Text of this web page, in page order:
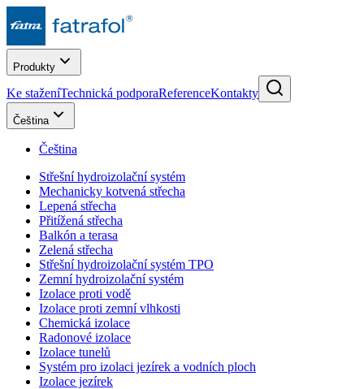
Produkty
Ke staženíTechnická podporaReferenceKontakty
Čeština
Čeština
Střešní hydroizolační systém
Mechanicky kotvená střecha
Lepená střecha
Přitížená střecha
Balkón a terasa
Zelená střecha
Střešní hydroizolační systém TPO
Zemní hydroizolační systém
Izolace proti vodě
Izolace proti zemní vlhkosti
Chemická izolace
Radonové izolace
Izolace tunelů
Systém pro izolaci jezírek a vodních ploch
Izolace jezírek